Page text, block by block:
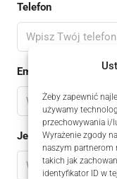
Żeby zapewnić
używamy
przechowywania i/
Wyrażenie zgody
naszym partnerom
takich jak
identyfikator ID w
Telefon
Email
Jestem
Wybierz